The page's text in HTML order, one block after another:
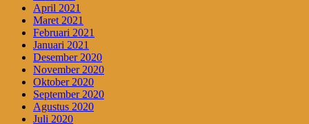
April 2021
Maret 2021
Februari 2021
Januari 2021
Desember 2020
November 2020
Oktober 2020
September 2020
Agustus 2020
Juli 2020